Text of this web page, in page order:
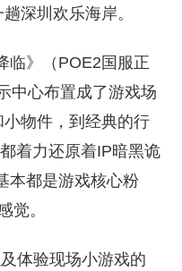
深圳欢乐海岸。
临》（POE2国服正
中心布置成了游戏场
小物件，到经典的行
着力还原着IP暗黑诡
本都是游戏核心粉
觉。
体验现场小游戏的